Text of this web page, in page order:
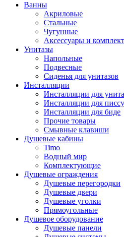
Ванны
Акриловые
Стальные
Чугунные
Аксессуары и
Унитазы
Напольные
Подвесные
Сиденья для унитазов
Инсталляции
Инсталляции для
Инсталляции для
Инсталляции для биде
Прочие товары
Смывные клавиши
Душевые кабины
Timo
Водный мир
Комплектующие
Душевые ограждения
Душевые перегородки
Душевые двери
Душевые уголки
Прямоугольные
Душевое оборудование
Душевые панели